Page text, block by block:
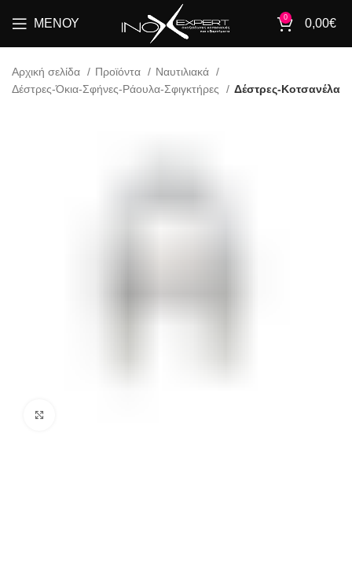
ΜΕΝΟΎ 0 0,00€
Αρχική σελίδα Προϊόντα
Ναυτιλιακά
Δέστρες-Όκια-Σφήνες-Ράουλα-Σφιγκτήρες
Δέστρες-Κοτσανέλα